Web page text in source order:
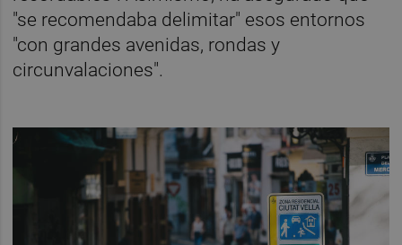
"se recomendaba delimitar" esos entornos
"con grandes avenidas, rondas y
circunvalaciones".